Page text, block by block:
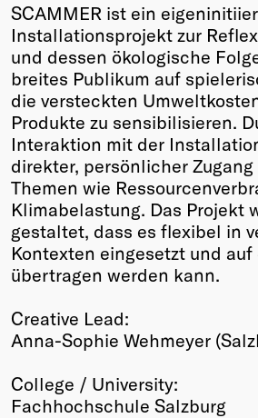
SCAMMER ist ein
Installationsprojekt zur
und dessen ökologische
breites Publikum auf
die versteckten
Produkte zu sensibilisieren.
Interaktion mit der
direkter, persönlicher Zugang
Themen wie
Klimabelastung. Das Projekt
gestaltet, dass es flexibel in
Kontexten eingesetzt und
übertragen werden kann.
Creative Lead:
Anna-Sophie Wehmeyer
College / University:
Fachhochschule Salzburg